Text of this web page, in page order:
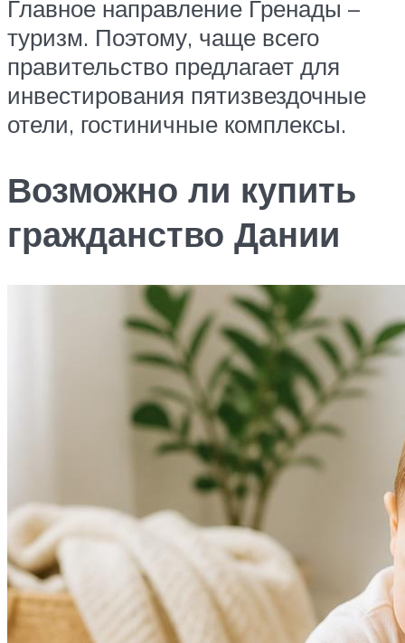
Главное направление Гренады –
туризм. Поэтому, чаще всего
правительство предлагает для
инвестирования пятизвездочные
отели, гостиничные комплексы.
Возможно ли купить
гражданство Дании